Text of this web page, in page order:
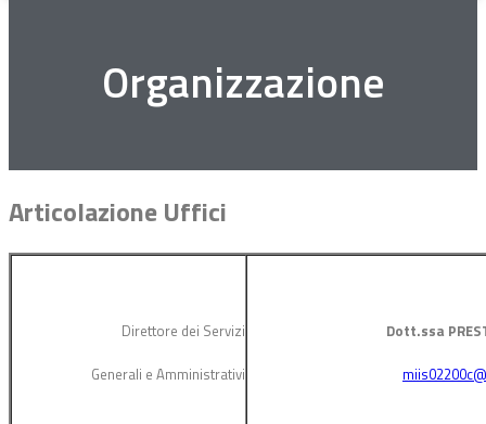
Organizzazione
Articolazione Uffici
Direttore dei Servizi
Generali e Amministrativi
Dott.ssa